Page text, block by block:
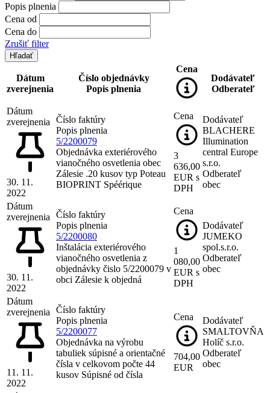
Popis plnenia
Cena od
Cena do
Zrušiť filter
Dátum
zverejnenia
Číslo objednávky
Popis plnenia
Cena
Dodávateľ
Odberateľ
Dátum
zverejnenia
30. 11.
2022
Číslo faktúry
Popis plnenia
5/2200079
Objednávka exteriérového
vianočného osvetlenia obec
Zálesie .20 kusov typ Poteau
BIOPRINT Spéérique
Cena
3
636,00
EUR s
DPH
Dodávateľ
BLACHERE
Illumination
central Europe
s.r.o.
Odberateľ
obec
Dátum
zverejnenia
30. 11.
2022
Číslo faktúry
Popis plnenia
5/2200080
Inštalácia exteriérového
vianočného osvetlenia z
objednávky čislo 5/2200079 v
obci Zálesie k objedná
Cena
1
080,00
EUR s
DPH
Dodávateľ
JUMEKO
spol.s.r.o.
Odberateľ
obec
Dátum
zverejnenia
11. 11.
2022
Číslo faktúry
Popis plnenia
5/2200077
Objednávka na výrobu
tabuliek súpisné a orientačné
čísla v celkovom počte 44
kusov Súpisné od čísla
Cena
704,00
EUR
Dodávateľ
SMALTOVŇA
Holíč s.r.o.
Odberateľ
obec